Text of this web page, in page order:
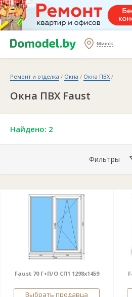
Минск
Ремонт и отделка / Окна / Окна ПВХ /
Окна ПВХ Faust
Найдено: 2
Фильтры
Faust 70 Г+П/О СП1 1298x1459
Выбрать продавца